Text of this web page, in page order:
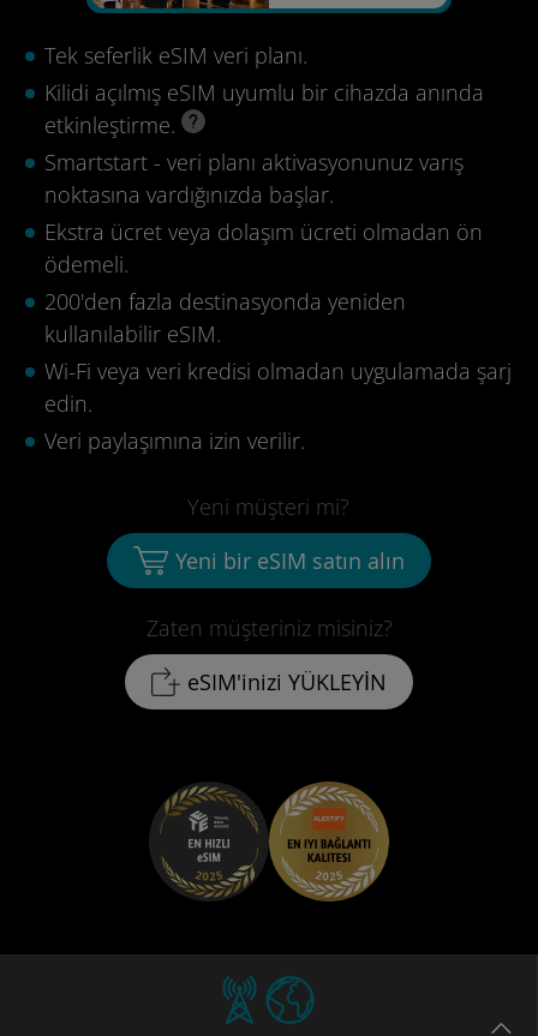
Tek seferlik eSIM veri planı.
Kilidi açılmış eSIM uyumlu bir cihazda anında
etkinleştirme.
Smartstart - veri planı aktivasyonunuz varış
noktasına vardığınızda başlar.
Ekstra ücret veya dolaşım ücreti olmadan ön
ödemeli.
200'den fazla destinasyonda yeniden
kullanılabilir eSIM.
Wi-Fi veya veri kredisi olmadan uygulamada şarj
edin.
Veri paylaşımına izin verilir.
Zaten müşteriniz misiniz?
eSIM'inizi YÜKLEYİN
Yeni müşteri mi?
Yeni bir eSIM satın alın